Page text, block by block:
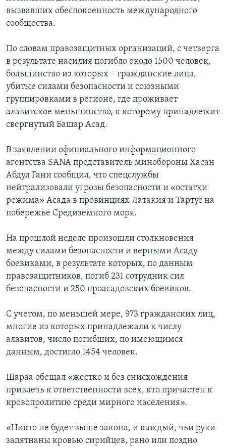
вызвавших обеспокоенность международного
сообщества.
По словам правозащитных организаций, с четверга
в результате насилия погибло около 1500 человек,
большинство из которых – гражданские лица,
убитые силами безопасности и союзными
группировками в регионе, где проживает
алавитское меньшинство, к которому принадлежит
свергнутый Башар Асад.
В заявлении официального информационного
агентства SANA представитель минобороны Хасан
Абдул Гани сообщил, что спецслужбы
нейтрализовали угрозы безопасности и «остатки
режима» Асада в провинциях Латакия и Тартус на
побережье Средиземного моря.
На прошлой неделе произошли столкновения
между силами безопасности и верными Асаду
боевиками, в результате которых, по данным
правозащитников, погиб 231 сотрудник сил
безопасности и 250 проасадовских боевиков.
С учетом, по меньшей мере, 973 гражданских лиц,
многие из которых принадлежали к числу
алавитов, число погибших, по имеющимся
данным, достигло 1454 человек.
Шараа обещал «жестко и без снисхождения
привлечь к ответственности всех, кто причастен к
кровопролитию среди мирного населения».
«Никто не будет выше закона, и каждый, чьи руки
запятнаны кровью сирийцев, рано или поздно